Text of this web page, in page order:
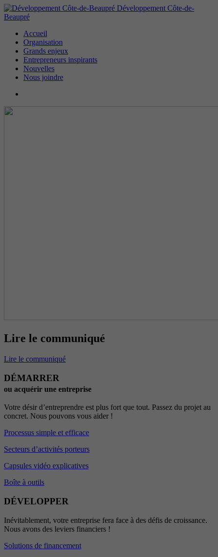
Développement Côte-de-
Beaupré
Accueil
Organisation
Grands enjeux
Entrepreneurs inspirants
Nouvelles
Nous joindre
Lire le communiqué
Lire le communiqué
DÉMARRER
ou acquérir une entreprise
Votre désir d’entreprendre est plus fort que tout. Passez du projet au
concret. Nous pouvons vous aider !
Processus simple et efficace
Secteurs d’activités porteurs
Capsules vidéo explicatives
Boîte à outils
DÉVELOPPER
Inévitablement, votre entreprise fera face à des défis de croissance.
Nous avons des leviers financiers !
Solutions de financement